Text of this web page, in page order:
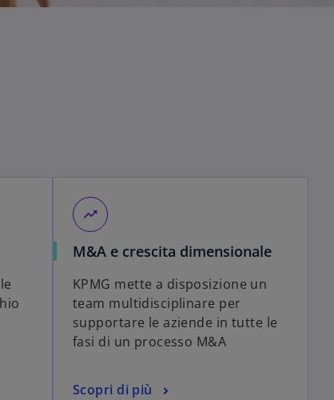
trending_up
M&A e crescita dimensionale
KPMG mette a disposizione un
team multidisciplinare per
supportare le aziende in tutte le
fasi di un processo M&A
Scopri di più